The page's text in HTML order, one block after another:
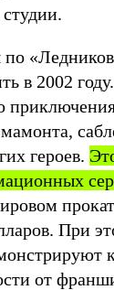
в 2002
героев.
При
от